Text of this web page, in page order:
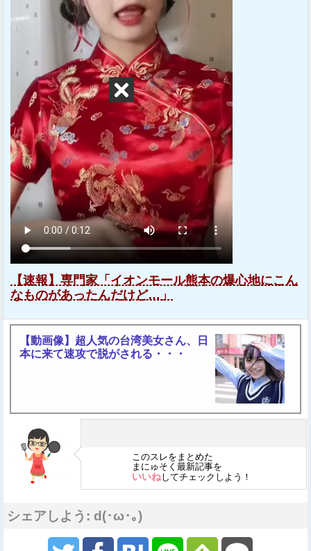
【速報】専門家「イオンモール熊本の爆心地にこん
なものがあったんだけど…」
【動画像】超人気の台湾美女さん、日
本に来て速攻で脱がされる・・・
このスレをまとめた
まにゅそく最新記事を
いいねしてチェックしよう！
シェアしよう: d(･ω･｡)